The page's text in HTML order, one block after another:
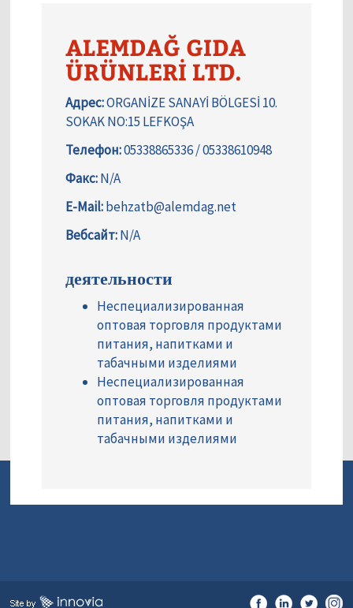
ALEMDAĞ GIDA
ÜRÜNLERİ LTD.
Адрес:ORGANİZE SANAYİ BÖLGESİ 10.
SOKAK NO:15 LEFKOŞA
Телефон:05338865336 / 05338610948
Факс:N/A
E-Mail:behzatb@alemdag.net
Вебсайт:N/A
деятельности
Неспециализированная
оптовая торговля продуктами
питания, напитками и
табачными изделиями
Неспециализированная
оптовая торговля продуктами
питания, напитками и
табачными изделиями